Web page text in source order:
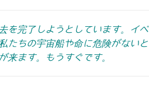
を完了しようとしています。
イベ
たちの宇宙船や命に危険がないと
来ます。もうすぐです。